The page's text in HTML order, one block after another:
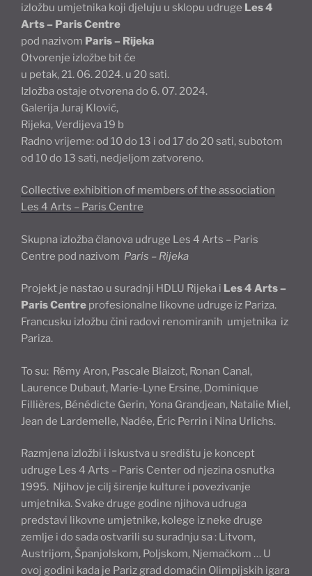
izložbu umjetnika koji djeluju u sklopu udruge Les 4
Arts – Paris Centre
pod nazivom Paris – Rijeka
Otvorenje izložbe bit će
u petak, 21. 06. 2024. u 20 sati.
Izložba ostaje otvorena do 6. 07. 2024.
Galerija Juraj Klović,
Rijeka, Verdijeva 19 b
Radno vrijeme: od 10 do 13 i od 17 do 20 sati, subotom
od 10 do 13 sati, nedjeljom zatvoreno.
Collective exhibition of members of the association
Les 4 Arts – Paris Centre
Skupna izložba članova udruge Les 4 Arts – Paris
Centre pod nazivom Paris – Rijeka
Projekt je nastao u suradnji HDLU Rijeka i Les 4 Arts –
Paris Centre profesionalne likovne udruge iz Pariza.
Francusku izložbu čini radovi renomiranih umjetnika iz
Pariza.
To su: Rémy Aron, Pascale Blaizot, Ronan Canal,
Laurence Dubaut, Marie-Lyne Ersine, Dominique
Fillières, Bénédicte Gerin, Yona Grandjean, Natalie Miel,
Jean de Lardemelle, Nadée, Éric Perrin i Nina Urlichs.
Razmjena izložbi i iskustva u središtu je koncept
udruge Les 4 Arts – Paris Center od njezina osnutka
1995. Njihov je cilj širenje kulture i povezivanje
umjetnika. Svake druge godine njihova udruga
predstavi likovne umjetnike, kolege iz neke druge
zemlje i do sada ostvarili su suradnju sa : Litvom,
Austrijom, Španjolskom, Poljskom, Njemačkom … U
ovoj godini kada je Pariz grad domaćin Olimpijskih igara